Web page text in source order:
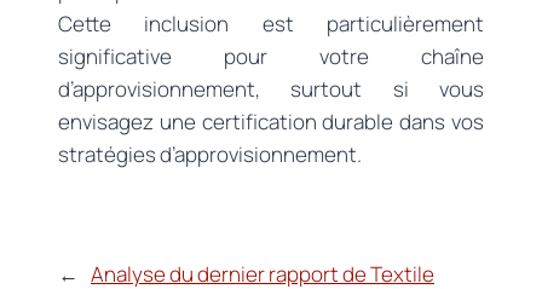
Cette inclusion est particulièrement
significative pour votre chaîne
d’approvisionnement, surtout si vous
envisagez une certification durable dans vos
stratégies d’approvisionnement.
← Analyse du dernier rapport de Textile